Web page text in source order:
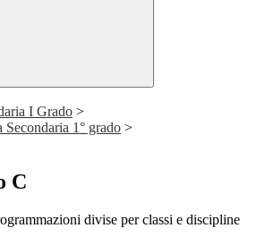
I Grado >
1° grado >
C
divise per classi e discipline